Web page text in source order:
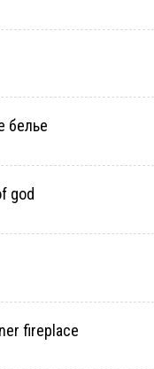
белье
god
fireplace